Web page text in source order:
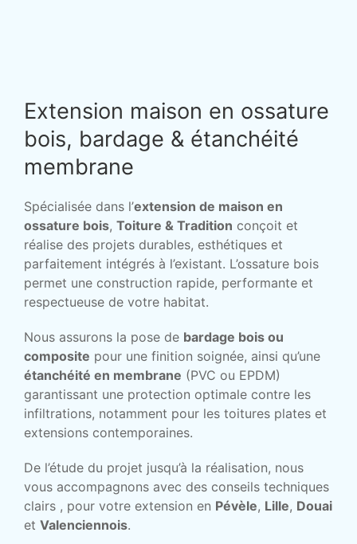
Extension maison en ossature
bois, bardage & étanchéité
membrane
Spécialisée dans l’extension de maison en
ossature bois, Toiture & Tradition conçoit et
réalise des projets durables, esthétiques et
parfaitement intégrés à l’existant. L’ossature bois
permet une construction rapide, performante et
respectueuse de votre habitat.
Nous assurons la pose de bardage bois ou
composite pour une finition soignée, ainsi qu’une
étanchéité en membrane (PVC ou EPDM)
garantissant une protection optimale contre les
infiltrations, notamment pour les toitures plates et
extensions contemporaines.
De l’étude du projet jusqu’à la réalisation, nous
vous accompagnons avec des conseils techniques
clairs , pour votre extension en Pévèle, Lille, Douai
et Valenciennois.